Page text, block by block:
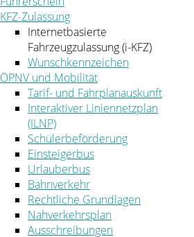
KFZ-Zulassung
Internetbasierte
Fahrzeugzulassung (i-KFZ)
Wunschkennzeichen
ÖPNV und Mobilität
Tarif- und Fahrplanauskunft
Interaktiver Liniennetzplan
(ILNP)
Schülerbeförderung
Einsteigerbus
Urlauberbus
Bahnverkehr
Rechtliche Grundlagen
Nahverkehrsplan
Ausschreibungen